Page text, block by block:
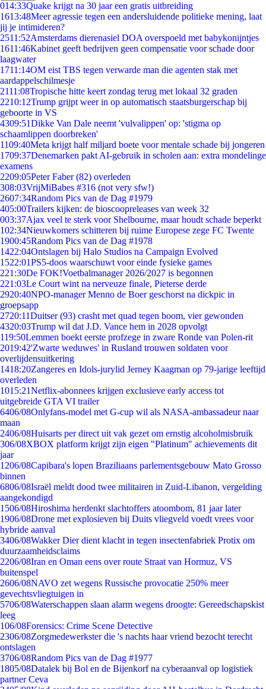
014:33Quake krijgt na 30 jaar een gratis uitbreiding
1613:48Meer agressie tegen een andersluidende politieke mening, laat
jij je intimideren?
2511:52Amsterdams dierenasiel DOA overspoeld met babykonijntjes
1611:46Kabinet geeft bedrijven geen compensatie voor schade door
laagwater
1711:14OM eist TBS tegen verwarde man die agenten stak met
aardappelschilmesje
2111:08Tropische hitte keert zondag terug met lokaal 32 graden
2210:12Trump grijpt weer in op automatisch staatsburgerschap bij
geboorte in VS
4309:51Dikke Van Dale neemt 'vulvalippen' op: 'stigma op
schaamlippen doorbreken'
1109:40Meta krijgt half miljard boete voor mentale schade bij jongeren
1709:37Denemarken pakt AI-gebruik in scholen aan: extra mondelinge
examens
2209:05Peter Faber (82) overleden
308:03VrijMiBabes #316 (not very sfw!)
2607:34Random Pics van de Dag #1979
405:00Trailers kijken: de bioscoopreleases van week 32
003:37Ajax veel te sterk voor Shelbourne, maar houdt schade beperkt
102:34Nieuwkomers schitteren bij ruime Europese zege FC Twente
1900:45Random Pics van de Dag #1978
1422:04Ontslagen bij Halo Studios na Campaign Evolved
1522:01PS5-doos waarschuwt voor einde fysieke games
221:30De FOK!Voetbalmanager 2026/2027 is begonnen
221:03Le Court wint na nerveuze finale, Pieterse derde
2920:40NPO-manager Menno de Boer geschorst na dickpic in
groepsapp
2720:11Duitser (93) crasht met quad tegen boom, vier gewonden
4320:03Trump wil dat J.D. Vance hem in 2028 opvolgt
119:50Lemmen boekt eerste profzege in zware Ronde van Polen-rit
2019:42'Zwarte weduwes' in Rusland trouwen soldaten voor
overlijdensuitkering
1418:20Zangeres en Idols-jurylid Jerney Kaagman op 79-jarige leeftijd
overleden
1015:21Netflix-abonnees krijgen exclusieve early access tot
uitgebreide GTA VI trailer
6406/08Onlyfans-model met G-cup wil als NASA-ambassadeur naar
maan
2406/08Huisarts per direct uit vak gezet om ernstig alcoholmisbruik
306/08XBOX platform krijgt zijn eigen "Platinum" achievements dit
jaar
1206/08Capibara's lopen Braziliaans parlementsgebouw Mato Grosso
binnen
6806/08Israël meldt dood twee militairen in Zuid-Libanon, vergelding
aangekondigd
1506/08Hiroshima herdenkt slachtoffers atoombom, 81 jaar later
1906/08Drone met explosieven bij Duits vliegveld voedt vrees voor
hybride aanval
3406/08Wakker Dier dient klacht in tegen insectenfabriek Protix om
duurzaamheidsclaims
2206/08Iran en Oman eens over route Straat van Hormuz, VS
buitenspel
2606/08NAVO zet wegens Russische provocatie 250% meer
gevechtsvliegtuigen in
5706/08Waterschappen slaan alarm wegens droogte: Gereedschapskist
leeg
106/08Forensics: Crime Scene Detective
2306/08Zorgmedewerkster die 's nachts haar vriend bezocht terecht
ontslagen
3706/08Random Pics van de Dag #1977
1805/08Datalek bij Bol en de Bijenkorf na cyberaanval op logistiek
partner Ceva